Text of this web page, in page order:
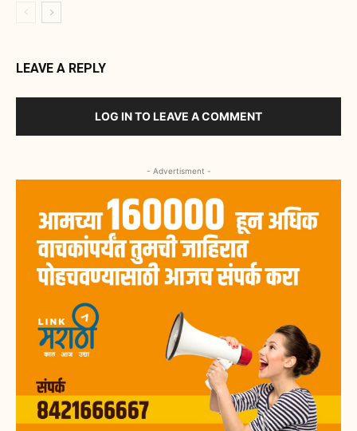
LEAVE A REPLY
LOG IN TO LEAVE A COMMENT
- Advertisment -